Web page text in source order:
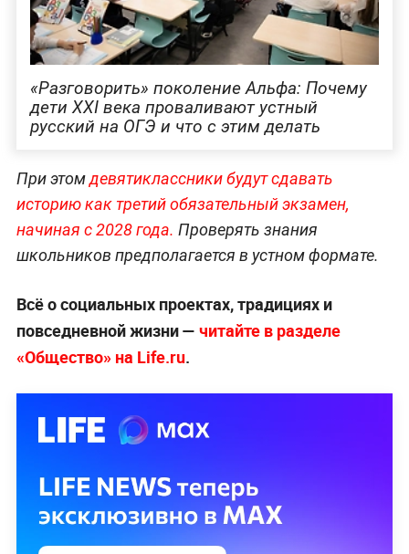
«Разговорить» поколение Альфа: Почему
дети XXI века проваливают устный
русский на ОГЭ и что с этим делать
При этомдевятиклассники будут сдавать
историю как третий обязательный экзамен,
начиная с 2028 года. Проверять знания
школьников предполагается в устном формате.
Всё о социальных проектах, традициях и
повседневной жизни — читайте в разделе
«Общество» на Life.ru.